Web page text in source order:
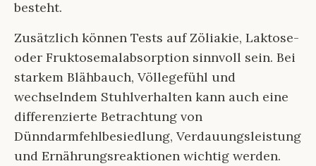
besteht.
Zusätzlich können Tests auf Zöliakie, Laktose-
oder Fruktosemalabsorption sinnvoll sein. Bei
starkem Blähbauch, Völlegefühl und
wechselndem Stuhlverhalten kann auch eine
differenzierte Betrachtung von
Dünndarmfehlbesiedlung, Verdauungsleistung
und Ernährungsreaktionen wichtig werden.